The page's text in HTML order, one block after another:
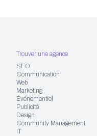
Trouver une agence
SEO
Communication
Web
Marketing
Événementiel
Publicité
Design
Community Management
IT